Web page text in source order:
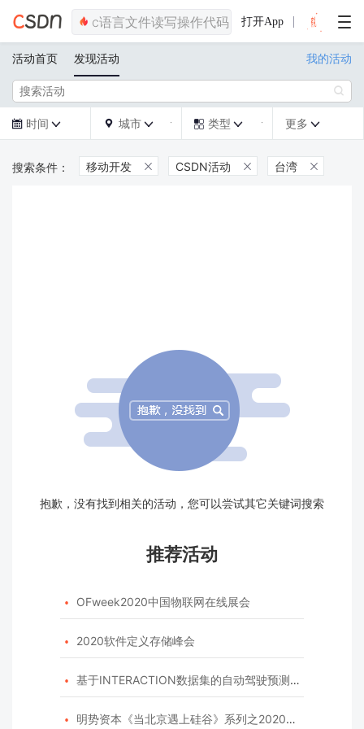
打开App
活动首页 发现活动 我的活动

 时间   城市   类型  更多 
移动开发  CSDN活动  台湾 
抱歉，没有找到相关的活动，您可以尝试其它关键词搜索
推荐活动
 OFweek2020中国物联网在线展会
 2020软件定义存储峰会
 基于INTERACTION数据集的自动驾驶预测模型挑战赛
 明势资本《当北京遇上硅谷》系列之2020年度开源峰会